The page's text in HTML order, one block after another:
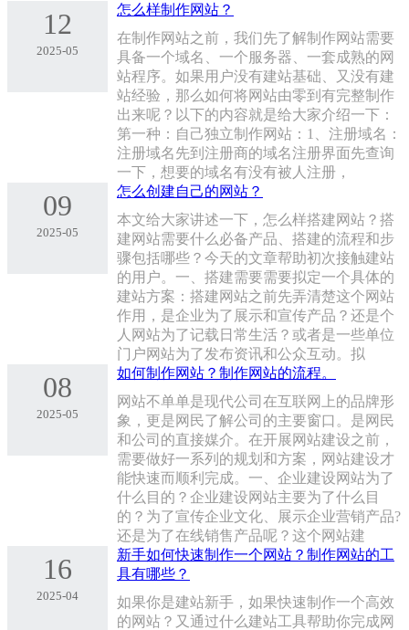
怎么样制作网站？
在制作网站之前，我们先了解制作网站需要
具备一个域名、一个服务器、一套成熟的网
站程序。如果用户没有建站基础、又没有建
站经验，那么如何将网站由零到有完整制作
出来呢？以下的内容就是给大家介绍一下：
第一种：自己独立制作网站：1、注册域名：
注册域名先到注册商的域名注册界面先查询
一下，想要的域名有没有被人注册，
12
2025-05
怎么创建自己的网站？
本文给大家讲述一下，怎么样搭建网站？搭
建网站需要什么必备产品、搭建的流程和步
骤包括哪些？今天的文章帮助初次接触建站
的用户。一、搭建需要需要拟定一个具体的
建站方案：搭建网站之前先弄清楚这个网站
作用，是企业为了展示和宣传产品？还是个
人网站为了记载日常生活？或者是一些单位
门户网站为了发布资讯和公众互动。拟
09
2025-05
如何制作网站？制作网站的流程。
网站不单单是现代公司在互联网上的品牌形
象，更是网民了解公司的主要窗口。是网民
和公司的直接媒介。在开展网站建设之前，
需要做好一系列的规划和方案，网站建设才
能快速而顺利完成。一、企业建设网站为了
什么目的？企业建设网站主要为了什么目
的？为了宣传企业文化、展示企业营销产品?
还是为了在线销售产品呢？这个网站建
08
2025-05
新手如何快速制作一个网站？制作网站的工
具有哪些？
如果你是建站新手，如果快速制作一个高效
的网站？又通过什么建站工具帮助你完成网
16
2025-04